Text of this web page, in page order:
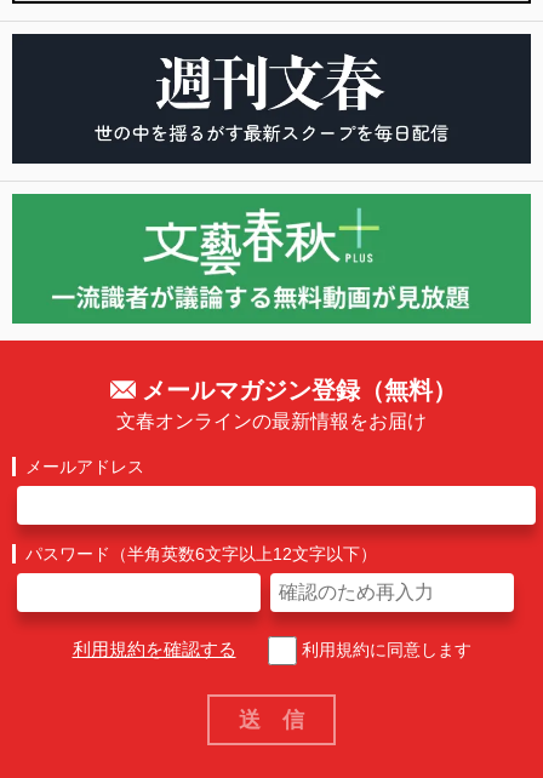
メールマガジン登録（無料）
文春オンラインの最新情報をお届け
メールアドレス
パスワード（半角英数6文字以上12文字以下）
利用規約を確認する 利用規約に同意します